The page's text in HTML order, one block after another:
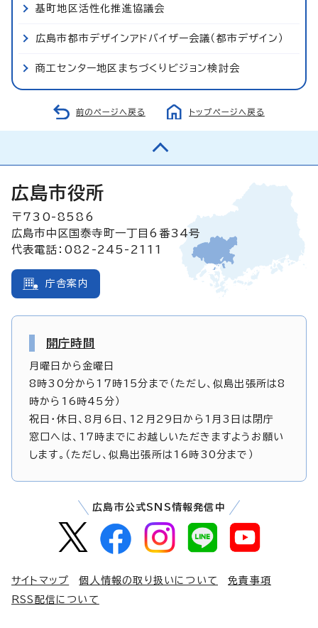
基町地区活性化推進協議会
広島市都市デザインアドバイザー会議（都市デザイン）
商工センター地区まちづくりビジョン検討会
前のページへ戻る トップページへ戻る
広島市役所
〒730-8586
広島市中区国泰寺町一丁目6番34号
代表電話：082-245-2111
庁舎案内
開庁時間
月曜日から金曜日
8時30分から17時15分まで（ただし、似島出張所は8
時から16時45分）
祝日・休日、8月6日、12月29日から1月3日は閉庁
窓口へは、17時までにお越しいただきますようお願い
します。（ただし、似島出張所は16時30分まで）
広島市公式SNS情報発信中
サイトマップ 個人情報の取り扱いについて
免責事項
RSS配信について